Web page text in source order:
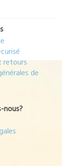
retours
de
nous?